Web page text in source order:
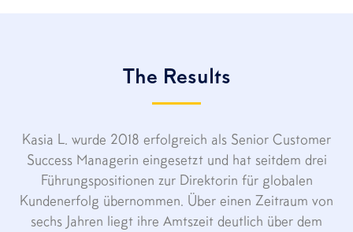
The Results
Kasia L. wurde 2018 erfolgreich als Senior Customer
Success Managerin eingesetzt und hat seitdem drei
Führungspositionen zur Direktorin für globalen
Kundenerfolg übernommen. Über einen Zeitraum von
sechs Jahren liegt ihre Amtszeit deutlich über dem